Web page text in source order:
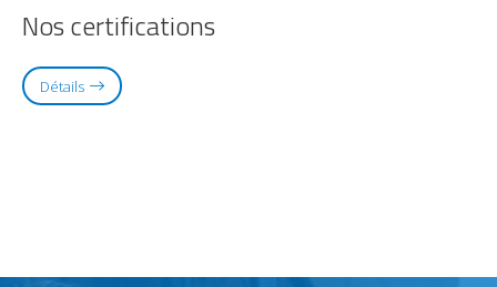
Nos certifications
Détails